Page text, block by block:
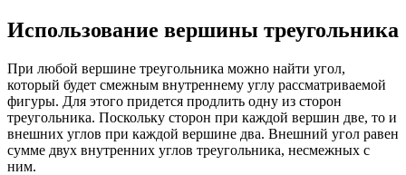
Использование вершины треугольника
При любой вершине треугольника можно найти угол,
который будет смежным внутреннему углу рассматриваемой
фигуры. Для этого придется продлить одну из сторон
треугольника. Поскольку сторон при каждой вершин две, то и
внешних углов при каждой вершине два. Внешний угол равен
сумме двух внутренних углов треугольника, несмежных с
ним.